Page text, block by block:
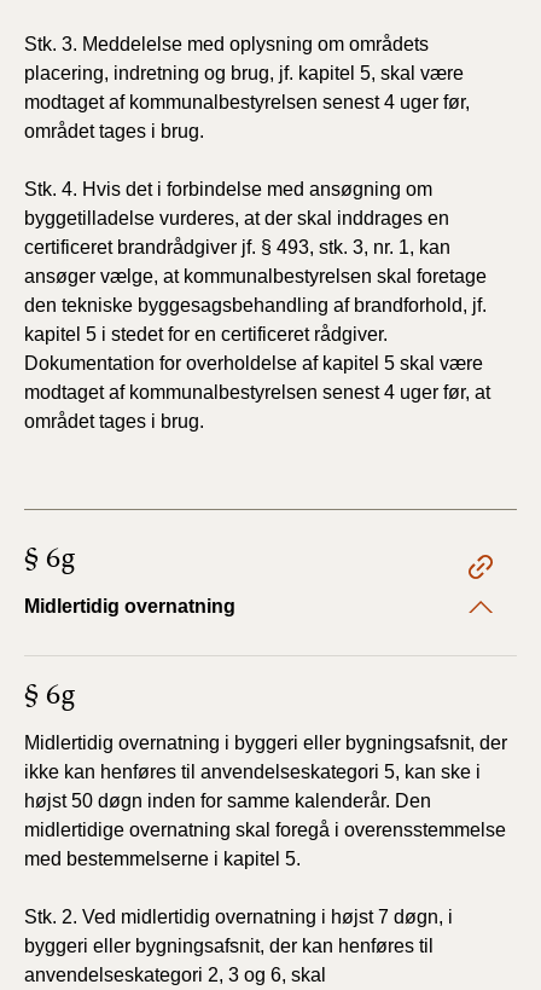
Stk. 3. Meddelelse med oplysning om områdets
placering, indretning og brug, jf. kapitel 5, skal være
modtaget af kommunalbestyrelsen senest 4 uger før,
området tages i brug.
Stk. 4. Hvis det i forbindelse med ansøgning om
byggetilladelse vurderes, at der skal inddrages en
certificeret brandrådgiver jf. § 493, stk. 3, nr. 1, kan
ansøger vælge, at kommunalbestyrelsen skal foretage
den tekniske byggesagsbehandling af brandforhold, jf.
kapitel 5 i stedet for en certificeret rådgiver.
Dokumentation for overholdelse af kapitel 5 skal være
modtaget af kommunalbestyrelsen senest 4 uger før, at
området tages i brug.
§ 6g
Midlertidig overnatning
§ 6g
Midlertidig overnatning i byggeri eller bygningsafsnit, der
ikke kan henføres til anvendelseskategori 5, kan ske i
højst 50 døgn inden for samme kalenderår. Den
midlertidige overnatning skal foregå i overensstemmelse
med bestemmelserne i kapitel 5.
Stk. 2. Ved midlertidig overnatning i højst 7 døgn, i
byggeri eller bygningsafsnit, der kan henføres til
anvendelseskategori 2, 3 og 6, skal